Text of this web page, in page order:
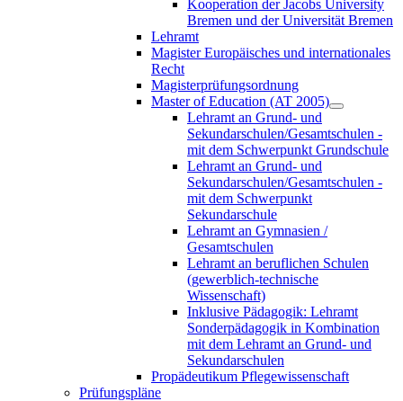
Kooperation der Jacobs University
Bremen und der Universität Bremen
Lehramt
Magister Europäisches und internationales
Recht
Magisterprüfungsordnung
Master of Education (AT 2005)
Lehramt an Grund- und
Sekundarschulen/Gesamtschulen -
mit dem Schwerpunkt Grundschule
Lehramt an Grund- und
Sekundarschulen/Gesamtschulen -
mit dem Schwerpunkt
Sekundarschule
Lehramt an Gymnasien /
Gesamtschulen
Lehramt an beruflichen Schulen
(gewerblich-technische
Wissenschaft)
Inklusive Pädagogik: Lehramt
Sonderpädagogik in Kombination
mit dem Lehramt an Grund- und
Sekundarschulen
Propädeutikum Pflegewissenschaft
Prüfungspläne